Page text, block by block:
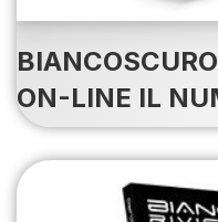
ON-LINE IL